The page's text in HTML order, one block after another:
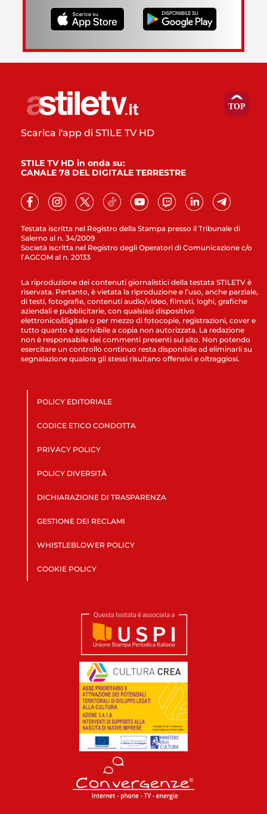
Testata iscritta nel Registro della Stampa presso il Tribunale di
Salerno al n. 34/2009
Società iscritta nel Registro degli Operatori di Comunicazione c/o
l’AGCOM al n. 20133
Scarica l'app di STILE TV HD
STILE TV HD in onda su:
CANALE 78 DEL DIGITALE TERRESTRE
La riproduzione dei contenuti giornalistici della testata STILETV è
riservata. Pertanto, è vietata la riproduzione e l’uso, anche parziale,
di testi, fotografie, contenuti audio/video, filmati, loghi, grafiche
aziendali e pubblicitarie, con qualsiasi dispositivo
elettronico/digitale o per mezzo di fotocopie, registrazioni, cover e
tutto quanto è ascrivibile a copia non autorizzata. La redazione
non è responsabile dei commenti presenti sul sito. Non potendo
esercitare un controllo continuo resta disponibile ad eliminarli su
segnalazione qualora gli stessi risultano offensivi e oltraggiosi.
POLICY EDITORIALE
CODICE ETICO CONDOTTA
PRIVACY POLICY
POLICY DIVERSITÀ
DICHIARAZIONE DI TRASPARENZA
GESTIONE DEI RECLAMI
WHISTLEBLOWER POLICY
COOKIE POLICY